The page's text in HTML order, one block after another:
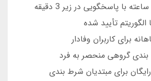
الگوریتم تأیید شده
برای کاربران وفادار
گروهی منحصر به فرد
برای مبتدیان شرط بندی